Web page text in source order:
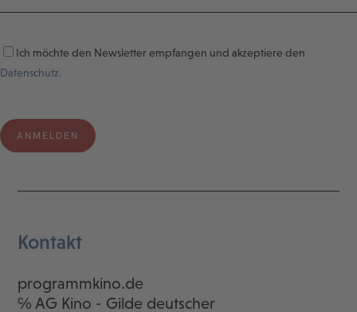
Ich möchte den Newsletter empfangen und akzeptiere den
Datenschutz.
Kontakt
programmkino.de
℅ AG Kino - Gilde deutscher